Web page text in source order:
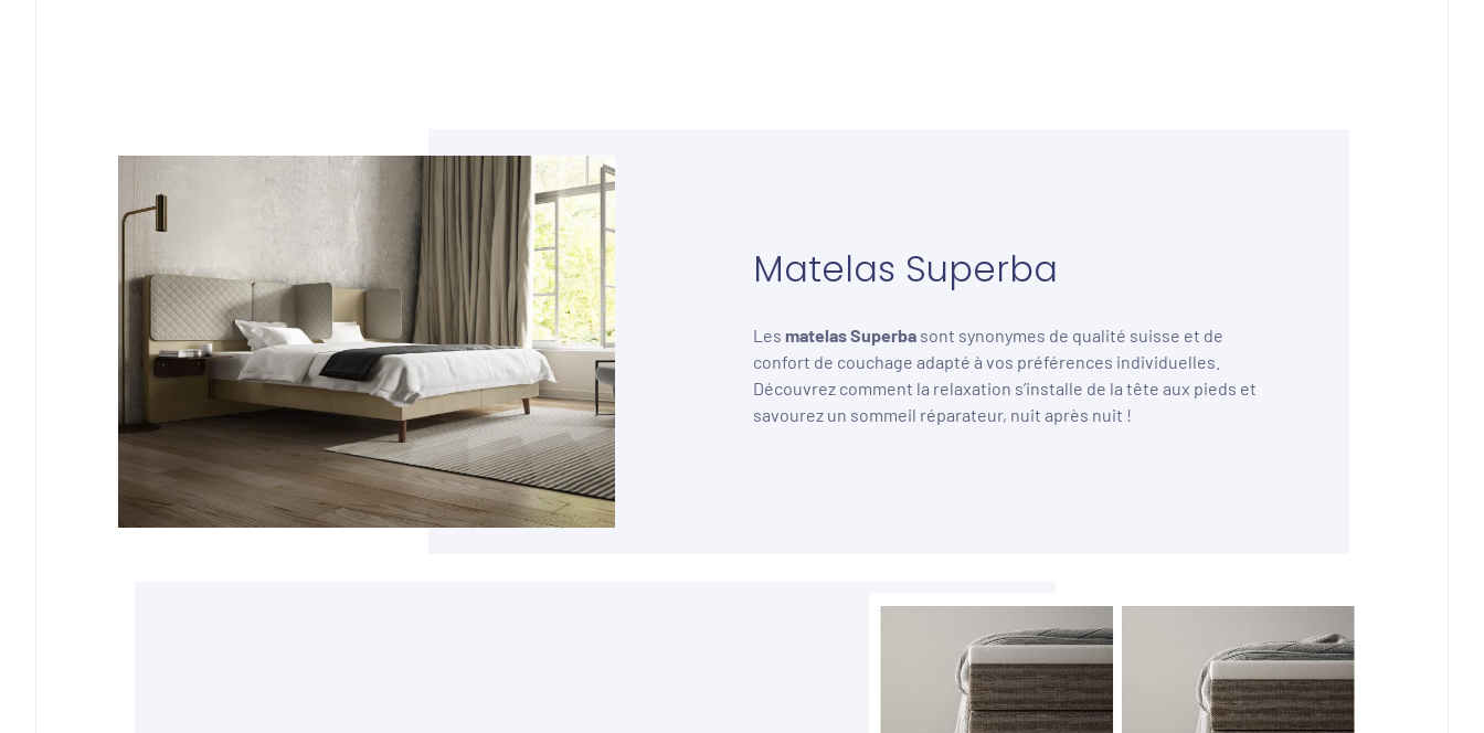
Matelas Superba
Les matelas Superba sont synonymes de qualité suisse et de
confort de couchage adapté à vos préférences individuelles.
Découvrez comment la relaxation s’installe de la tête aux pieds et
savourez un sommeil réparateur, nuit après nuit !